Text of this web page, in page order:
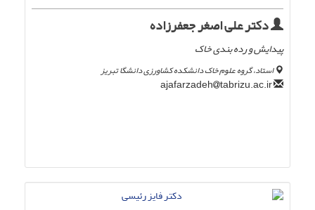
دکتر علی اصغر جعفرزاده
پیدایش و رده بندی خاک
استاد، گروه علوم خاک دانشکده کشاورزی دانشگا تبریز
tabrizu.ac.ir